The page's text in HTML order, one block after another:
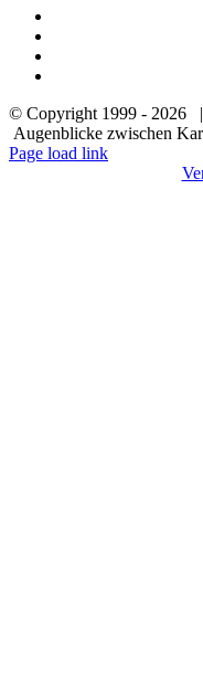
© Copyright 1999 - 2026 |
Augenblicke zwischen
Page load link